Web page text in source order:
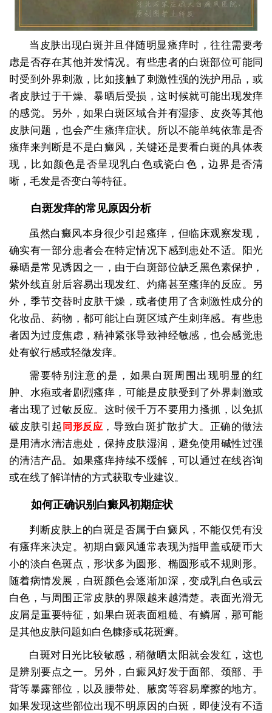
当皮肤出现白斑并且伴随明显瘙痒时，往往需要考
虑是否存在其他并发情况。有些患者的白斑部位可能同
时受到外界刺激，比如接触了刺激性强的洗护用品，或
者皮肤过于干燥、暴晒后受损，这时候就可能出现发痒
的感觉。另外，如果白斑区域合并有湿疹、皮炎等其他
皮肤问题，也会产生瘙痒症状。所以不能单纯依靠是否
瘙痒来判断是不是白癜风，关键还是要看白斑的具体表
现，比如颜色是否呈现乳白色或瓷白色，边界是否清
晰，毛发是否变白等特征。
白斑发痒的常见原因分析
虽然白癜风本身很少引起瘙痒，但临床观察发现，
确实有一部分患者会在特定情况下感到患处不适。阳光
暴晒是常见诱因之一，由于白斑部位缺乏黑色素保护，
紫外线直射后容易出现发红、灼痛甚至瘙痒的反应。另
外，季节交替时皮肤干燥，或者使用了含刺激性成分的
化妆品、药物，都可能让白斑区域产生刺痒感。有些患
者因为过度焦虑，精神紧张导致神经敏感，也会感觉患
处有蚁行感或轻微发痒。
需要特别注意的是，如果白斑周围出现明显的红
肿、水疱或者剧烈瘙痒，可能是皮肤受到了外界刺激或
者出现了过敏反应。这时候千万不要用力搔抓，以免抓
破皮肤引起 同形反应 ，导致白斑扩散扩大。正确的做法
是用清水清洁患处，保持皮肤湿润，避免使用碱性过强
的清洁产品。如果瘙痒持续不缓解，可以通过在线咨询
或在线了解详情的方式获取专业建议。
如何正确识别白癜风初期症状
判断皮肤上的白斑是否属于白癜风，不能仅凭有没
有瘙痒来决定。初期白癜风通常表现为指甲盖或硬币大
小的淡白色斑点，形状多为圆形、椭圆形或不规则形。
随着病情发展，白斑颜色会逐渐加深，变成乳白色或云
白色，与周围正常皮肤的界限越来越清楚。表面光滑无
皮屑是重要特征，如果白斑表面粗糙、有鳞屑，那可能
是其他皮肤问题如白色糠疹或花斑癣。
白斑对日光比较敏感，稍微晒太阳就会发红，这也
是辨别要点之一。另外，白癜风好发于面部、颈部、手
背等暴露部位，以及腰带处、腋窝等容易摩擦的地方。
如果发现这些部位出现不明原因的白斑，即使没有不适